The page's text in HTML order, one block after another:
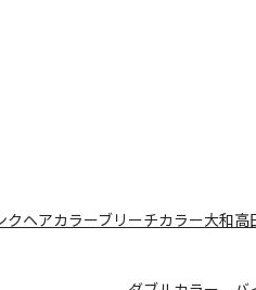
クヘアカラーブリーチカラー大和高